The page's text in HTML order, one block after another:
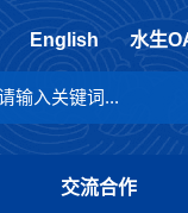
English 水生
交流合作